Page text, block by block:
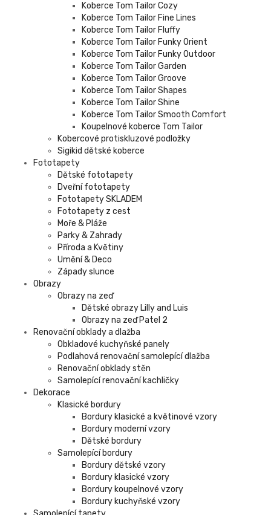
Koberce Tom Tailor Cozy
Koberce Tom Tailor Fine Lines
Koberce Tom Tailor Fluffy
Koberce Tom Tailor Funky Orient
Koberce Tom Tailor Funky Outdoor
Koberce Tom Tailor Garden
Koberce Tom Tailor Groove
Koberce Tom Tailor Shapes
Koberce Tom Tailor Shine
Koberce Tom Tailor Smooth Comfort
Koupelnové koberce Tom Tailor
Kobercové protiskluzové podložky
Sigikid dětské koberce
Fototapety
Dětské fototapety
Dveřní fototapety
Fototapety SKLADEM
Fototapety z cest
Moře & Pláže
Parky & Zahrady
Příroda a Květiny
Umění & Deco
Západy slunce
Obrazy
Obrazy na zeď
Dětské obrazy Lilly and Luis
Obrazy na zeď Patel 2
Renovační obklady a dlažba
Obkladové kuchyňské panely
Podlahová renovační samolepící dlažba
Renovační obklady stěn
Samolepící renovační kachličky
Dekorace
Klasické bordury
Bordury klasické a květinové vzory
Bordury moderní vzory
Dětské bordury
Samolepící bordury
Bordury dětské vzory
Bordury klasické vzory
Bordury koupelnové vzory
Bordury kuchyňské vzory